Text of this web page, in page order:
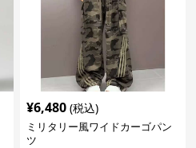
¥6,480 (税込)
ミリタリー風ワイドカーゴパン
ツ